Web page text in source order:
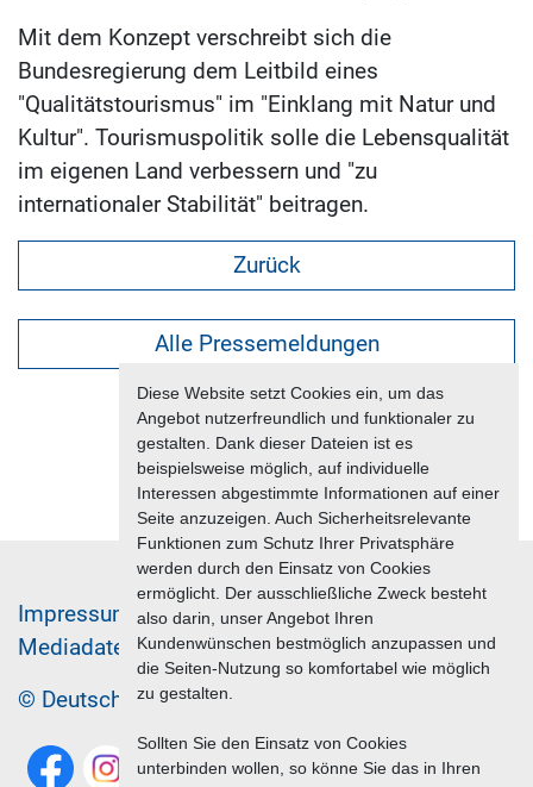
Diese Website setzt Cookies ein, um das
Angebot nutzerfreundlich und funktionaler zu
gestalten. Dank dieser Dateien ist es
beispielsweise möglich, auf individuelle
Interessen abgestimmte Informationen auf einer
Seite anzuzeigen. Auch Sicherheitsrelevante
Funktionen zum Schutz Ihrer Privatsphäre
werden durch den Einsatz von Cookies
ermöglicht. Der ausschließliche Zweck besteht
also darin, unser Angebot Ihren
Kundenwünschen bestmöglich anzupassen und
die Seiten-Nutzung so komfortabel wie möglich
zu gestalten.
Sollten Sie den Einsatz von Cookies
unterbinden wollen, so könne Sie das in Ihren
Mit dem Konzept verschreibt sich die
Bundesregierung dem Leitbild eines
"Qualitätstourismus" im "Einklang mit Natur und
Kultur". Tourismuspolitik solle die Lebensqualität
im eigenen Land verbessern und "zu
internationaler Stabilität" beitragen.
Zurück
Alle Pressemeldungen
Im­pres­sum & Da­ten­schutz
Me­di­a­da­ten & Mar­ke­ting­leis­tun­gen
Jobs
© Deutscher Reiseverband 2026